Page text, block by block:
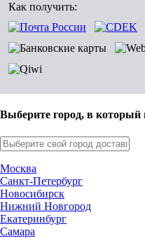
Как получить:
Выберите город, в который
Москва
Санкт-Петербург
Новосибирск
Нижний Новгород
Екатеринбург
Самара